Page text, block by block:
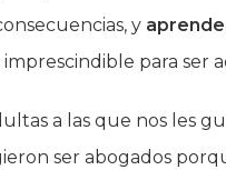
y
para ser
a las que nos les
ser abogados